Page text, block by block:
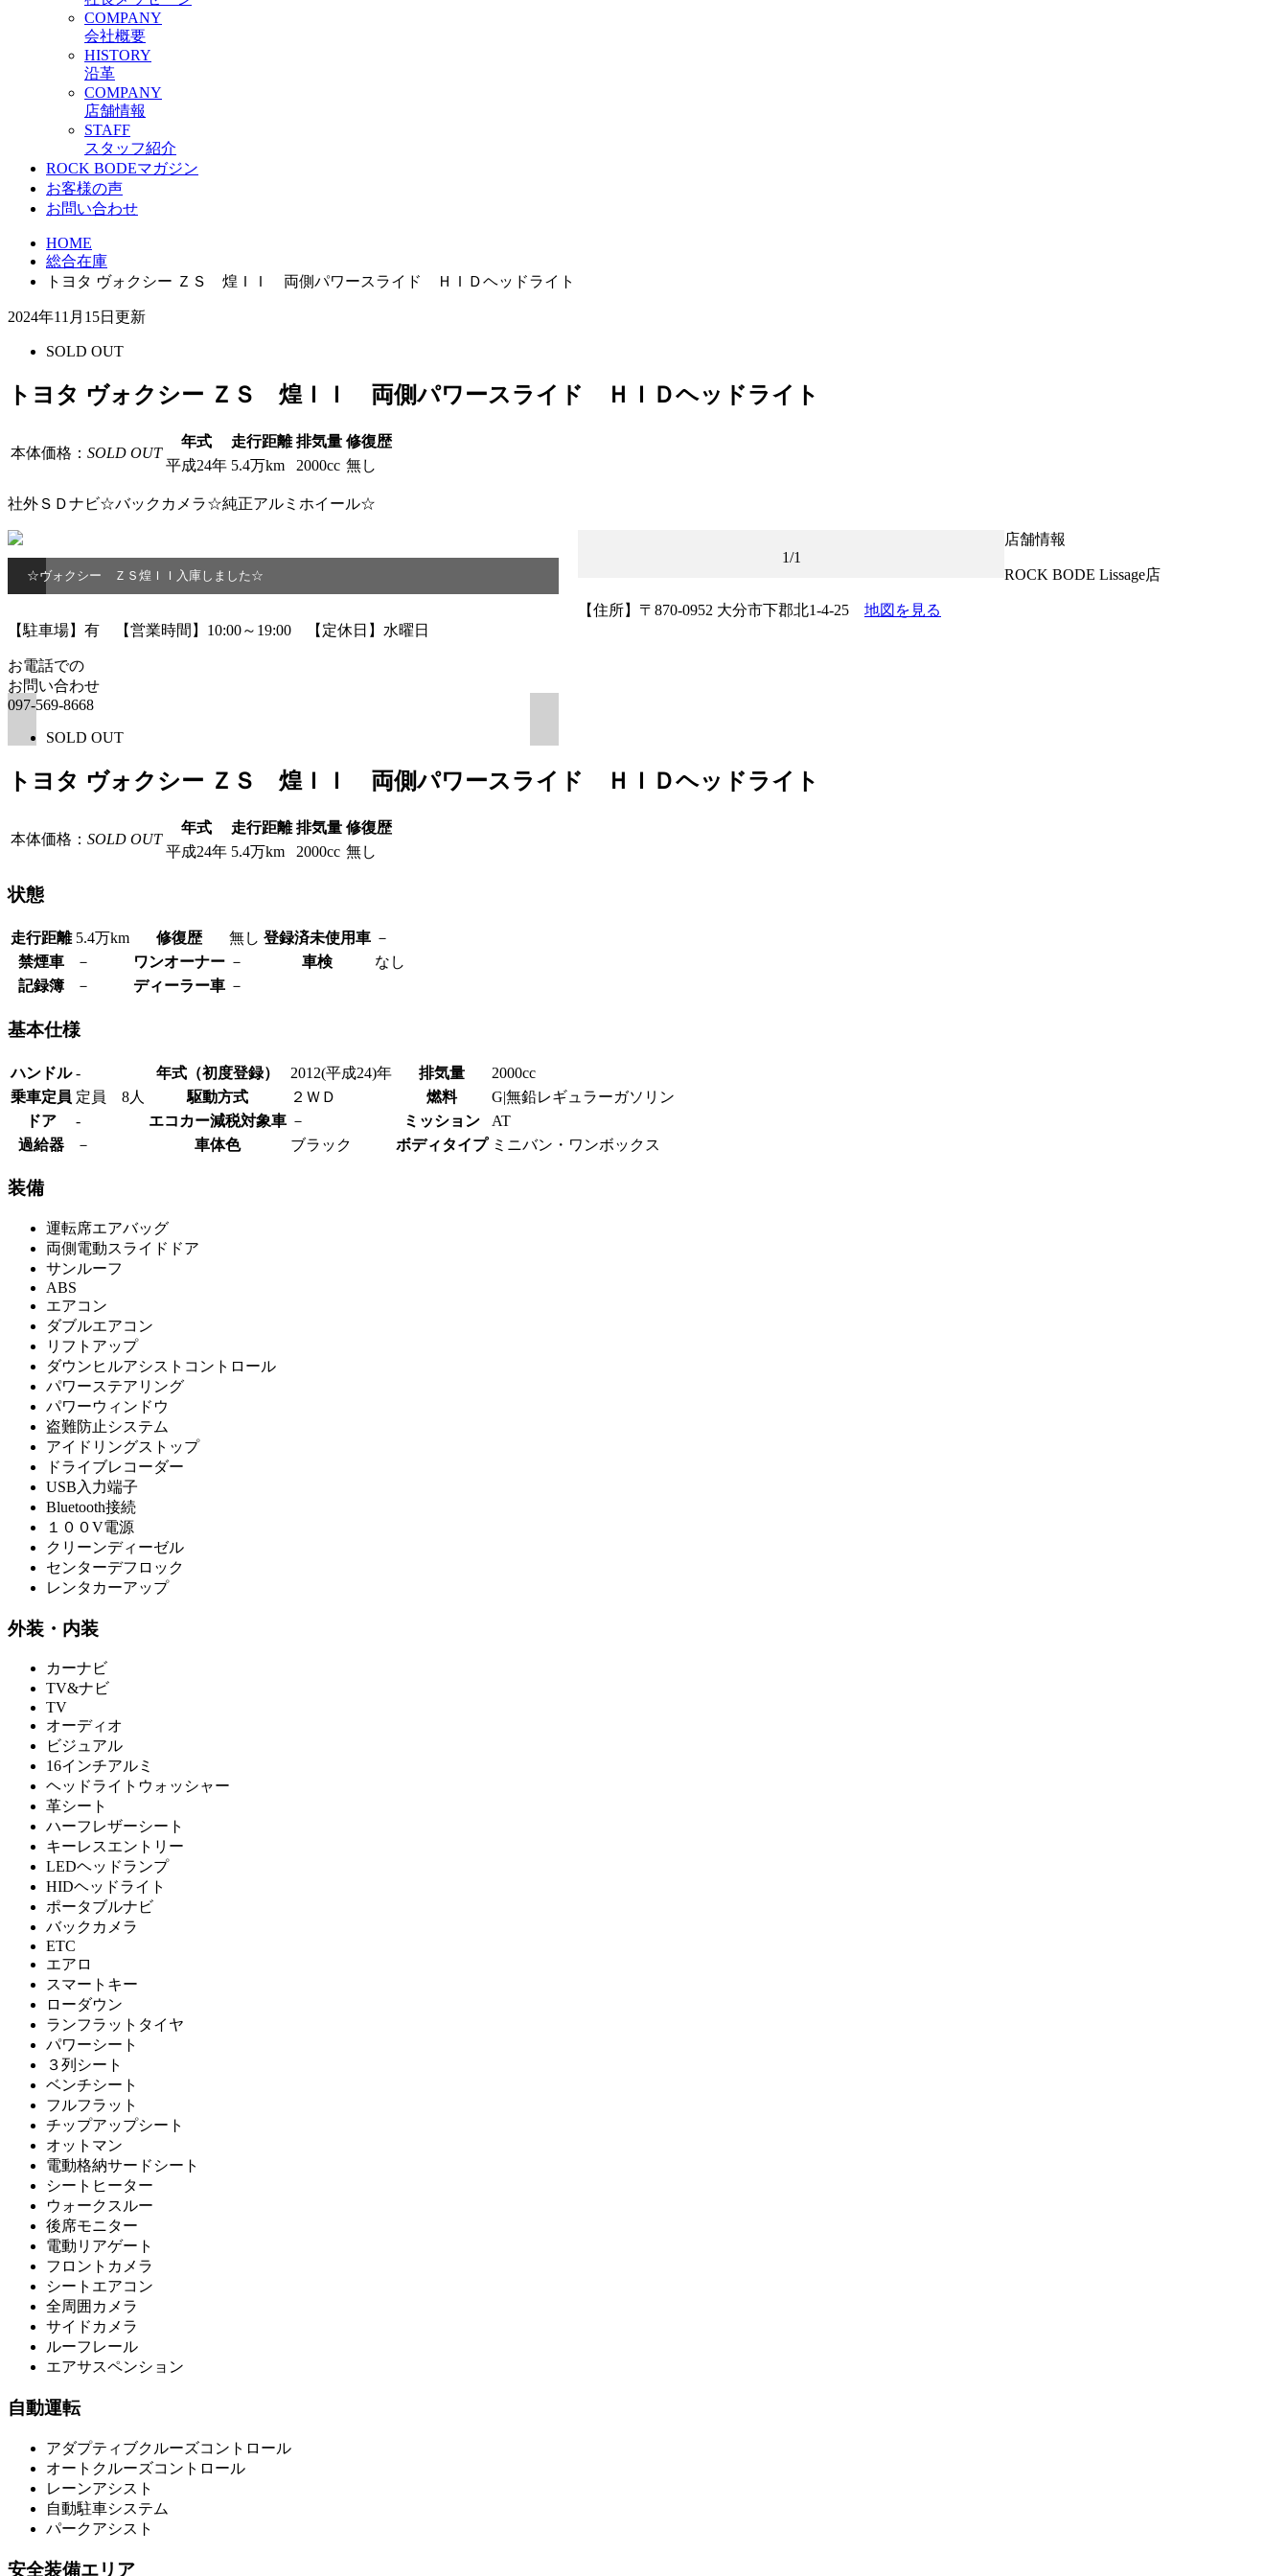
COMPANY
会社概要
HISTORY
沿革
COMPANY
店舗情報
STAFF
スタッフ紹介
ROCK BODEマガジン
お客様の声
お問い合わせ
HOME
総合在庫
トヨタ ヴォクシー ＺＳ 煌ＩＩ 両側パワースライド ＨＩＤヘッドライト
2024年11月15日更新
SOLD OUT
トヨタ ヴォクシー ＺＳ 煌ＩＩ 両側パワースライド ＨＩＤヘッドライト
本体価格： SOLD OUT
年式 走行距離 排気量 修復歴
平成24年 5.4万km 2000cc 無し
社外ＳＤナビ☆バックカメラ☆純正アルミホイール☆
☆ヴォクシー ＺＳ煌ＩＩ入庫しました☆
1/1
店舗情報
ROCK BODE Lissage店
【住所】〒870-0952 大分市下郡北1-4-25 地図を見る
【駐車場】有 【営業時間】10:00～19:00 【定休日】水曜日
お電話での
お問い合わせ
097-569-8668
SOLD OUT
トヨタ ヴォクシー ＺＳ 煌ＩＩ 両側パワースライド ＨＩＤヘッドライト
本体価格： SOLD OUT
年式 走行距離 排気量 修復歴
平成24年 5.4万km 2000cc 無し
状態
走行距離 5.4万km 修復歴 無し 登録済未使用車 －
禁煙車
－ ワンオーナー － 車検
なし
記録簿
－ ディーラー車 －
基本仕様
ハンドル - 年式（初度登録） 2012(平成24)年 排気量
2000cc
乗車定員 定員 8人 駆動方式 ２ＷＤ 燃料
G|無鉛レギュラーガソリン
ドア
- エコカー減税対象車 － ミッション
AT
過給器
－ 車体色 ブラック ボディタイプ ミニバン・ワンボックス
装備
運転席エアバッグ
両側電動スライドドア
サンルーフ
ABS
エアコン
ダブルエアコン
リフトアップ
ダウンヒルアシストコントロール
パワーステアリング
パワーウィンドウ
盗難防止システム
アイドリングストップ
ドライブレコーダー
USB入力端子
Bluetooth接続
１００V電源
クリーンディーゼル
センターデフロック
レンタカーアップ
外装・内装
カーナビ
TV&ナビ
TV
オーディオ
ビジュアル
16インチアルミ
ヘッドライトウォッシャー
革シート
ハーフレザーシート
キーレスエントリー
LEDヘッドランプ
HIDヘッドライト
ポータブルナビ
バックカメラ
ETC
エアロ
スマートキー
ローダウン
ランフラットタイヤ
パワーシート
３列シート
ベンチシート
フルフラット
チップアップシート
オットマン
電動格納サードシート
シートヒーター
ウォークスルー
後席モニター
電動リアゲート
フロントカメラ
シートエアコン
全周囲カメラ
サイドカメラ
ルーフレール
エアサスペンション
自動運転
アダプティブクルーズコントロール
オートクルーズコントロール
レーンアシスト
自動駐車システム
パークアシスト
安全装備エリア